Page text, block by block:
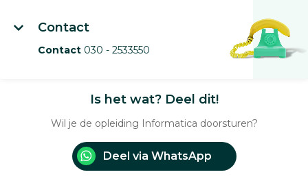
Contact
Contact 030 - 2533550
Is het wat? Deel dit!
Wil je de opleiding Informatica doorsturen?
Deel via WhatsApp